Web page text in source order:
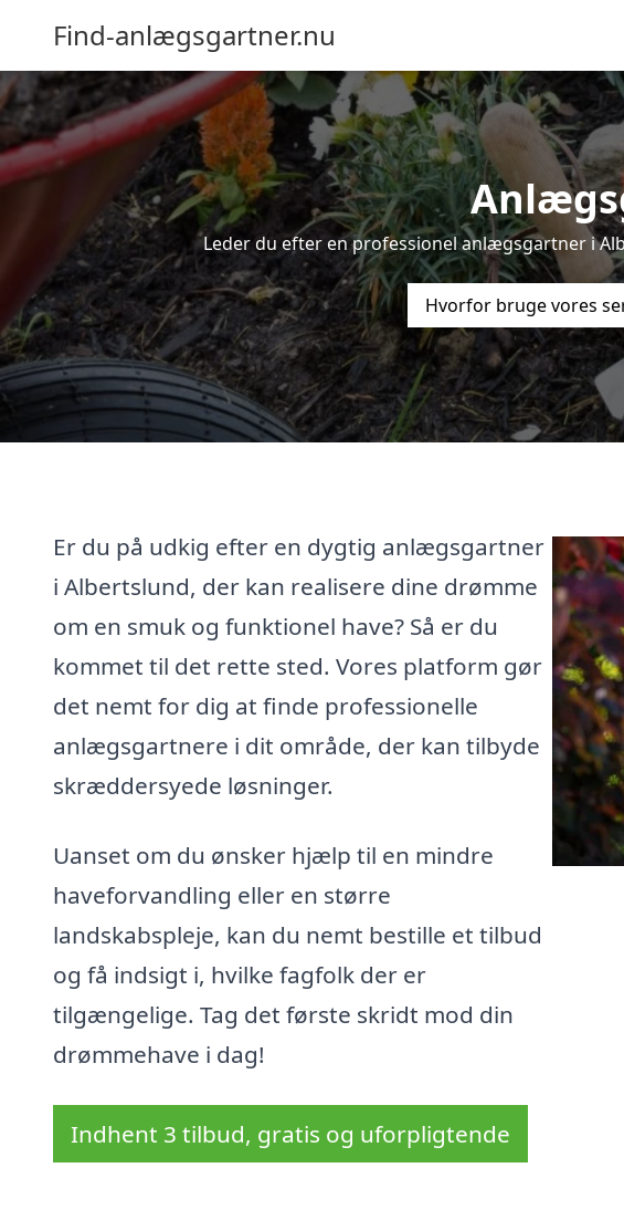
Find-anlægsgartner.nu
Leder du efter en professionel anlægsgartner i
Hvorfor bruge vores
Er du på udkig efter en dygtig anlægsgartner
i Albertslund, der kan realisere dine drømme
om en smuk og funktionel have? Så er du
kommet til det rette sted. Vores platform gør
det nemt for dig at finde professionelle
anlægsgartnere i dit område, der kan tilbyde
skræddersyede løsninger.
Uanset om du ønsker hjælp til en mindre
haveforvandling eller en større
landskabspleje, kan du nemt bestille et tilbud
og få indsigt i, hvilke fagfolk der er
tilgængelige. Tag det første skridt mod din
drømmehave i dag!
Indhent 3 tilbud, gratis og uforpligtende